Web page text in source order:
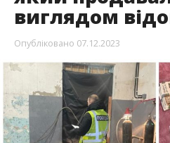
виглядом
Опубліковано 07.12.2023